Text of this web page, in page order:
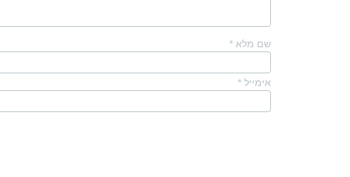
שם מלא *
אימייל *